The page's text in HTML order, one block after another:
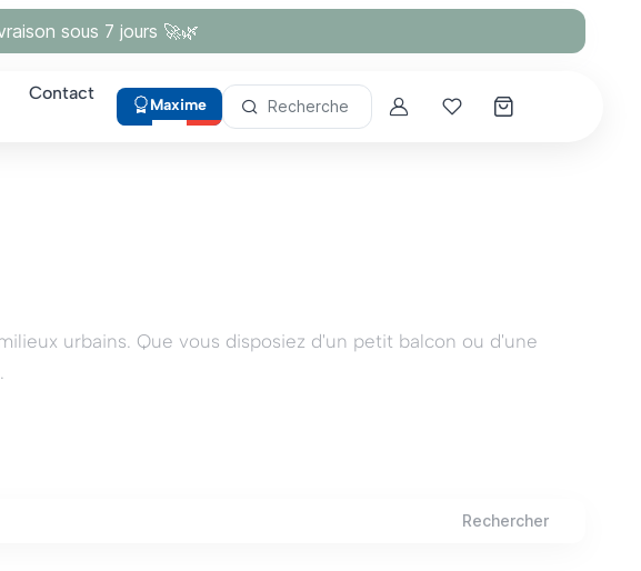
sous 7 jours 🚀🌿
Contact
Maxime Recherche AccountMes coups de cœur
urbains. Que vous disposiez d'un petit balcon ou d'une
espace, mais elles contribuent également à améliorer la
fleuri peut être un véritable refuge pour les pollinisateurs,
Rechercher